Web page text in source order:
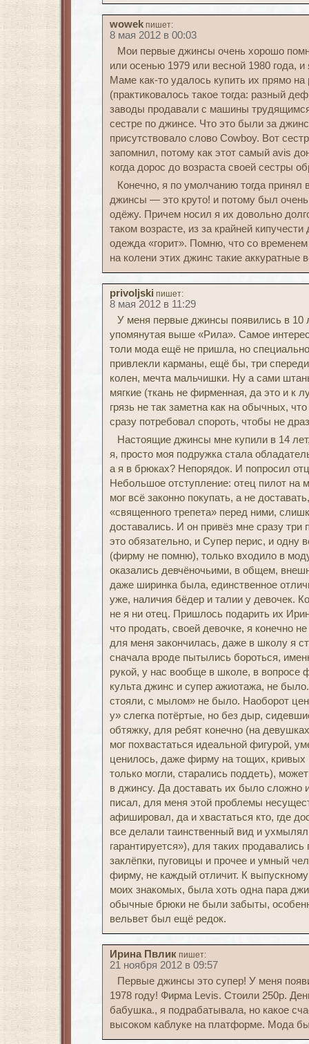
wowek пишет:
8 мая 2012 в 00:03
Мои первые джинсы очень хорошо
или осенью 1979 или весной 1980 года,
Маме как-то удалось купить их прямо на
(практиковалось такое тогда: разный
заводы продавали с машины
сестре по джинсе. Что это были за
присутствовало слово Cowboy. Вот
запомнил, потому как этот самый avis
когда дорос до возраста своей сестры
Конечно, я по умолчанию тогда принял
джинсы — это круто! и потому был очень
одёжу. Причем носил я их довольно
таком возрасте, из за крайней
одежда «горит». Помню, что со
на колени этих джинс такие аккуратные
privoljski пишет:
8 мая 2012 в 11:29
У меня первые джинсы появились в 10
упомянутая выше «Рила». Самое
толи мода ещё не пришла, но
привлекли карманы, ещё бы, три
колен, мечта мальчишки. Ну а сами
мягкие (ткань не фирменная, да это и к
грязь не так заметна как на обычных,
сразу потребовал спороть, чтобы не
Настоящие джинсы мне купили в 14
я, просто моя подружка стала
а я в брюках? Непорядок. И попросил
Небольшое отступление: отец пилот на
мог всё законно покупать, а не
«священного трепета» перед ними,
доставались. И он привёз мне сразу
это обязательно, и Супер перис, и одну
(фирму не помню), только входило в
оказались девчёночьими, в общем,
даже ширинка была, единственное
уже, наличия бёдер и талии у девочек.
не я ни отец. Пришлось подарить их
что продать, своей девочке, я конечно
для меня закончилась, даже в школу я
сначала вроде пытылись бороться,
рукой, у нас вообще в школе, в вопросе
культа джинс и супер ажиотажа, не
стояли, с мылом» не было. Наоборот
у» слегка потёртые, но без дыр,
обтяжку, для ребят конечно (на
мог похвастаться идеальной фигурой,
ценилось, даже фирму на тощих, кривых
только могли, старались поддеть),
в джинсу. Да доставать их было сложно
писал, для меня этой проблемы
афишировал, да и хвастаться кто, где
все делали таинственный вид и
гарантируется»), для таких
заклёпки, пуговицы и прочее и умный
фирму, не каждый отличит. К
моих знакомых, была хоть одна пара
обычные брюки не были забыты,
вельвет был ещё редок.
Ирина Пвлик пишет:
21 ноября 2012 в 09:57
Первые джинсы это супер! У меня
1978 году! Фирма Levis. Стоили 250р.
бабушка., я подрабатывала, но какое
высоком каблуке на платформе. Мода